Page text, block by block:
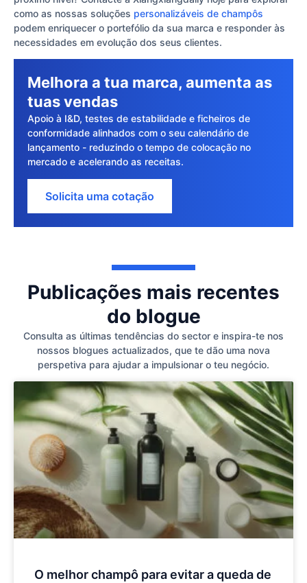
como as nossas soluções personalizáveis de champôs
podem enriquecer o portefólio da sua marca e responder às
necessidades em evolução dos seus clientes.
Melhora a tua marca, aumenta as
tuas vendas
Apoio à I&D, testes de estabilidade e ficheiros de
conformidade alinhados com o seu calendário de
lançamento - reduzindo o tempo de colocação no
mercado e acelerando as receitas.
Solicita uma cotação
Publicações mais recentes
do blogue
Consulta as últimas tendências do sector e inspira-te nos
nossos blogues actualizados, que te dão uma nova
perspetiva para ajudar a impulsionar o teu negócio.
O melhor champô para evitar a queda de